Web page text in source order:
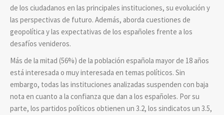
de los ciudadanos en las principales instituciones, su evolución y
las perspectivas de futuro. Además, aborda cuestiones de
geopolítica y las expectativas de los españoles frente a los
desafíos venideros.
Más de la mitad (56%) de la población española mayor de 18 años
está interesada o muy interesada en temas políticos. Sin
embargo, todas las instituciones analizadas suspenden con baja
nota en cuanto a la confianza que dan a los españoles. Por su
parte, los partidos políticos obtienen un 3.2, los sindicatos un 3.5,